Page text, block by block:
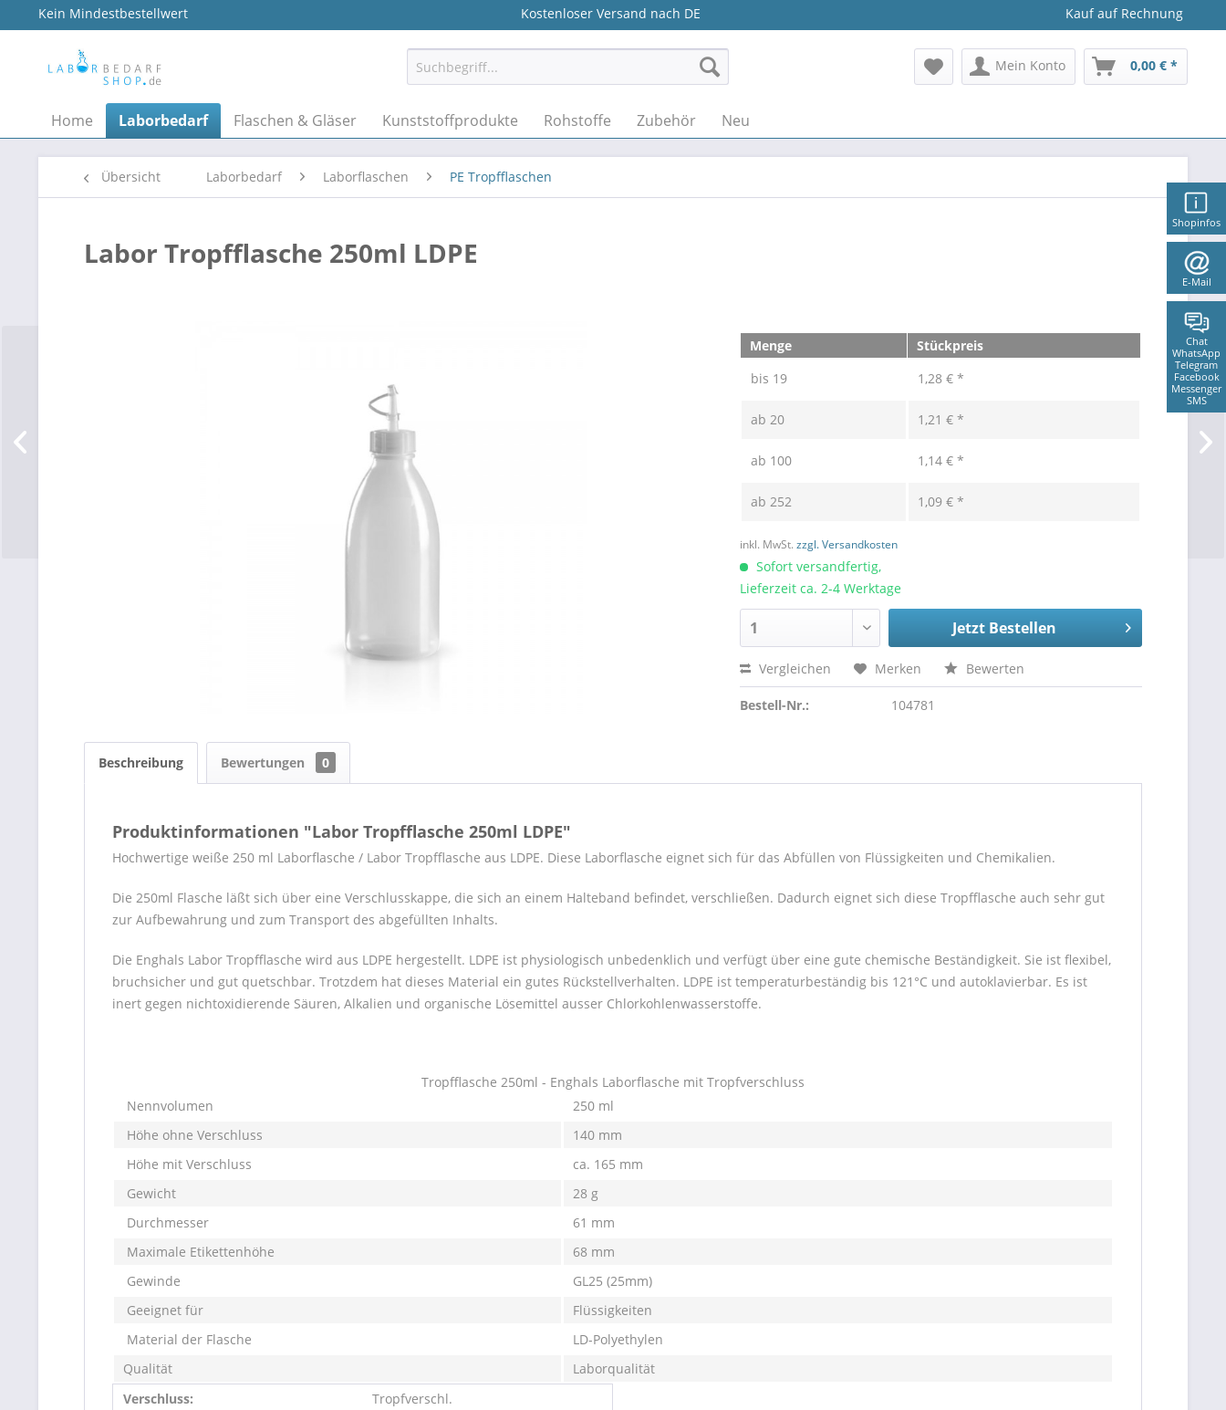
Shopinfos
E-Mail
Chat
WhatsApp
Telegram
Facebook
Messenger
SMS
Kein Mindestbestellwert Kostenloser Versand nach DE Kauf auf Rechnung
Mein Konto 0,00 € *
Home Laborbedarf Flaschen & Gläser Kunststoffprodukte Rohstoffe Zubehör Neu
Übersicht Laborbedarf Laborflaschen PE Tropfflaschen
Labor Tropfflasche 250ml LDPE
Menge
Stückpreis
bis 19 1,28 € *
ab20 1,21 € *
ab 100 1,14 € *
ab252 1,09 € *
inkl. MwSt.zzgl. Versandkosten
Sofort versandfertig,
Lieferzeit ca. 2-4 Werktage
Jetzt Bestellen
Vergleichen Merken Bewerten
Bestell-Nr.: 104781
Beschreibung Bewertungen 0
Produktinformationen "Labor Tropfflasche 250ml LDPE"
Hochwertige weiße 250 ml Laborflasche / Labor Tropfflasche aus LDPE. Diese Laborflasche eignet sich für das Abfüllen von Flüssigkeiten und Chemikalien.
Die 250ml Flasche läßt sich über eine Verschlusskappe, die sich an einem Halteband befindet, verschließen. Dadurch eignet sich diese Tropfflasche auch sehr gut
zur Aufbewahrung und zum Transport des abgefüllten Inhalts.
Die Enghals Labor Tropfflasche wird aus LDPE hergestellt. LDPE ist physiologisch unbedenklich und verfügt über eine gute chemische Beständigkeit. Sie ist flexibel,
bruchsicher und gut quetschbar. Trotzdem hat dieses Material ein gutes Rückstellverhalten. LDPE ist temperaturbeständig bis 121°C und autoklavierbar. Es ist
inert gegen nichtoxidierende Säuren, Alkalien und organische Lösemittel ausser Chlorkohlenwasserstoffe.
Tropfflasche 250ml - Enghals Laborflasche mit Tropfverschluss
Nennvolumen
250 ml
Höhe ohne Verschluss
140 mm
Höhe mit Verschluss
ca. 165 mm
Gewicht
28 g
Durchmesser
61 mm
Maximale Etikettenhöhe
68 mm
Gewinde
GL25 (25mm)
Geeignet für
Flüssigkeiten
Material der Flasche
LD-Polyethylen
Qualität
Laborqualität
Verschluss:
Tropfverschl.